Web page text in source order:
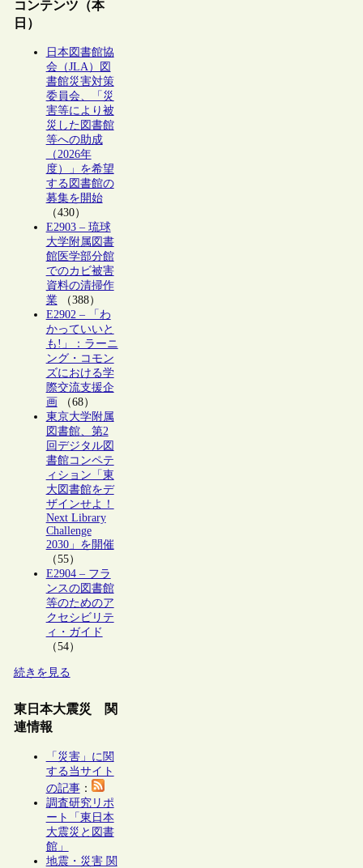
コンテンツ（本
日）
日本図書館協
会（JLA）図
書館災害対策
委員会、「災
害等により被
災した図書館
等への助成
（2026年
度）」を希望
する図書館の
募集を開始
（430）
E2903 – 琉球
大学附属図書
館医学部分館
でのカビ被害
資料の清掃作
業（388）
E2902 – 「わ
かっていいと
も!」：ラーニ
ング・コモン
ズにおける学
際交流支援企
画 （68）
東京大学附属
図書館、第2
回デジタル図
書館コンペテ
ィション「東
大図書館をデ
ザインせよ！
Next Library
Challenge
2030」を開催
（55）
E2904 – フラ
ンスの図書館
等のためのア
クセシビリテ
ィ・ガイド
（54）
続きを見る
東日本大震災 関
連情報
「災害」に関
する当サイト
の記事：
調査研究リポ
ート「東日本
大震災と図書
館」
地震・災害 関